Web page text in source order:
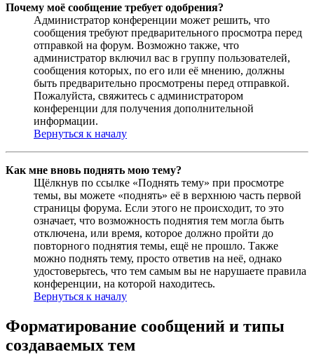
Почему моё сообщение требует одобрения?
Администратор конференции может решить, что
сообщения требуют предварительного просмотра перед
отправкой на форум. Возможно также, что
администратор включил вас в группу пользователей,
сообщения которых, по его или её мнению, должны
быть предварительно просмотрены перед отправкой.
Пожалуйста, свяжитесь с администратором
конференции для получения дополнительной
информации.
Вернуться к началу
Как мне вновь поднять мою тему?
Щёлкнув по ссылке «Поднять тему» при просмотре
темы, вы можете «поднять» её в верхнюю часть первой
страницы форума. Если этого не происходит, то это
означает, что возможность поднятия тем могла быть
отключена, или время, которое должно пройти до
повторного поднятия темы, ещё не прошло. Также
можно поднять тему, просто ответив на неё, однако
удостоверьтесь, что тем самым вы не нарушаете правила
конференции, на которой находитесь.
Вернуться к началу
Форматирование сообщений и типы
создаваемых тем